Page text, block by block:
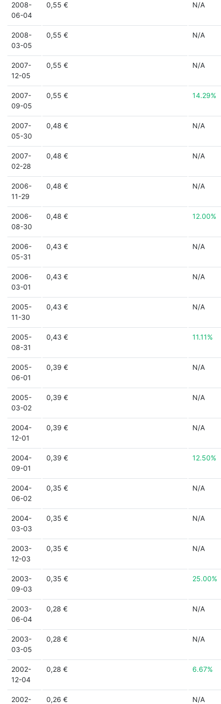
2008-
06-04
0,55 € N/A
2008-
03-05
0,55 € N/A
2007-
12-05
0,55 € N/A
2007-
09-05
0,55 € 14.29%
2007-
05-30
0,48 € N/A
2007-
02-28
0,48 € N/A
2006-
11-29
0,48 € N/A
2006-
08-30
0,48 € 12.00%
2006-
05-31
0,43 € N/A
2006-
03-01
0,43 € N/A
2005-
11-30
0,43 € N/A
2005-
08-31
0,43 € 11.11%
2005-
06-01
0,39 € N/A
2005-
03-02
0,39 € N/A
2004-
12-01
0,39 € N/A
2004-
09-01
0,39 € 12.50%
2004-
06-02
0,35 € N/A
2004-
03-03
0,35 € N/A
2003-
12-03
0,35 € N/A
2003-
09-03
0,35 € 25.00%
2003-
06-04
0,28 € N/A
2003-
03-05
0,28 € N/A
2002-
12-04
0,28 € 6.67%
2002-
0,26 € N/A